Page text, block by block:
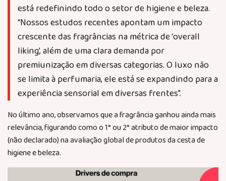
está redefinindo todo o setor de higiene e beleza.
“Nossos estudos recentes apontam um impacto
crescente das fragrâncias na métrica de ‘overall
liking’, além de uma clara demanda por
premiunização em diversas categorias. O luxo não
se limita à perfumaria, ele está se expandindo para a
experiência sensorial em diversas frentes”.
No último ano, observamos que a fragrância ganhou ainda mais
relevância, figurando como o 1° ou 2° atributo de maior impacto
(não declarado) na avaliação global de produtos da cesta de
higiene e beleza.